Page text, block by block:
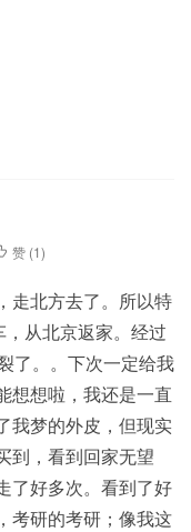
赞 (1)
走北方去了。所以特
从北京返家。经过
了。。下次一定给我
想想啦，我还是一直
我梦的外皮，但现实
到，看到回家无望
了好多次。看到了好
考研的考研；像我这